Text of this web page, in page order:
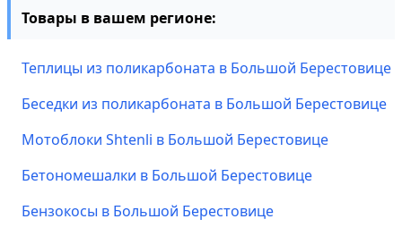
Товары в вашем регионе:
Теплицы из поликарбоната в Большой Берестовице
Беседки из поликарбоната в Большой Берестовице
Мотоблоки Shtenli в Большой Берестовице
Бетономешалки в Большой Берестовице
Бензокосы в Большой Берестовице